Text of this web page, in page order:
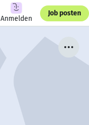
Anmelden
Job posten